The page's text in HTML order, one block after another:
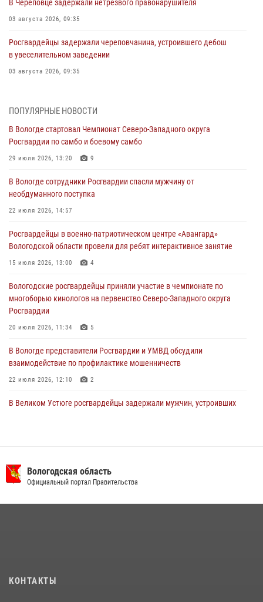
В Череповце задержали нетрезвого правонарушителя
03 августа 2026, 09:35
Росгвардейцы задержали череповчанина, устроившего дебош
в увеселительном заведении
03 августа 2026, 09:35
товаров из магазина
В Вологде определились победители и призеры Чемпионатов
Северо-Западного округа Росгвардии по спортивному и боевому
03 августа 2026, 08:54
ЗА МИНУВШУЮ НЕДЕЛЮ СОТРУДНИКАМИ ВНЕВЕДОМСТВЕННОЙ
ПРАВОНАРУШИТЕЛЯ
нарушителя на питбайке
31 июля 2026, 06:43
ПОПУЛЯРНЫЕ НОВОСТИ
В Вологде стартовал Чемпионат Северо-Западного округа
Росгвардии по самбо и боевому самбо
29 июля 2026, 13:20 9
В Вологде сотрудники Росгвардии спасли мужчину от
необдуманного поступка
22 июля 2026, 14:57
Росгвардейцы в военно-патриотическом центре «Авангард»
Вологодской области провели для ребят интерактивное занятие
15 июля 2026, 13:00 4
Вологодские росгвардейцы приняли участие в чемпионате по
многоборью кинологов на первенство Северо-Западного округа
Росгвардии
20 июля 2026, 11:34 5
В Вологде представители Росгвардии и УМВД обсудили
взаимодействие по профилактике мошенничеств
22 июля 2026, 12:10 2
В Великом Устюге росгвардейцы задержали мужчин, устроивших
задержали сотрудники вневедомственной охраны Росгвардии за
минувшую неделю
ОТКАЗЫВАВШЕГОСЯ ОСВОБОДИТЬ НОМЕР В ГОСТИНИЦЕ
Вологодская область
Официальный портал Правительства
КОНТАКТЫ